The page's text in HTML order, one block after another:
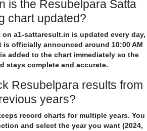
is the Resubelpara Satta
chart updated?
on a1-sattaresult.in is updated every day,
officially announced around 10:00 AM
added to the chart immediately so the
stays complete and accurate.
Resubelpara results from
years?
record charts for multiple years. You
and select the year you want (2024,